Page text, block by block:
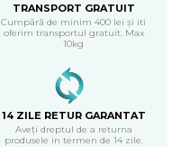
TRANSPORT GRATUIT
Cumpără de minim 400 lei și iti
oferim transportul gratuit. Max
10kg
14 ZILE RETUR GARANTAT
Aveți dreptul de a returna
produsele in termen de 14 zile.